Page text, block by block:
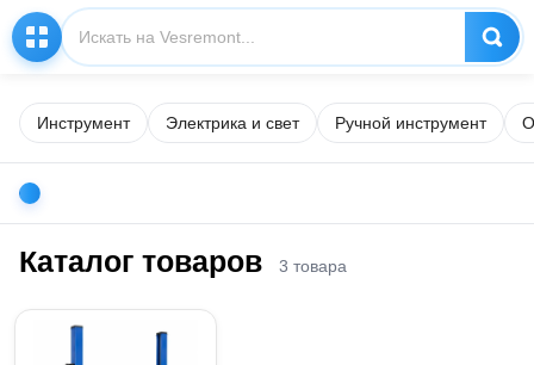
Инструмент Электрика и свет Ручной инструмент
Каталог товаров 3 товара